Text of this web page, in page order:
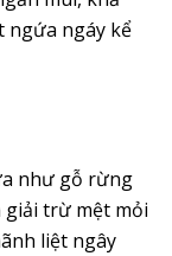
ngứa ngáy kể
như gỗ rừng
giải trừ mệt mỏi
liệt ngây